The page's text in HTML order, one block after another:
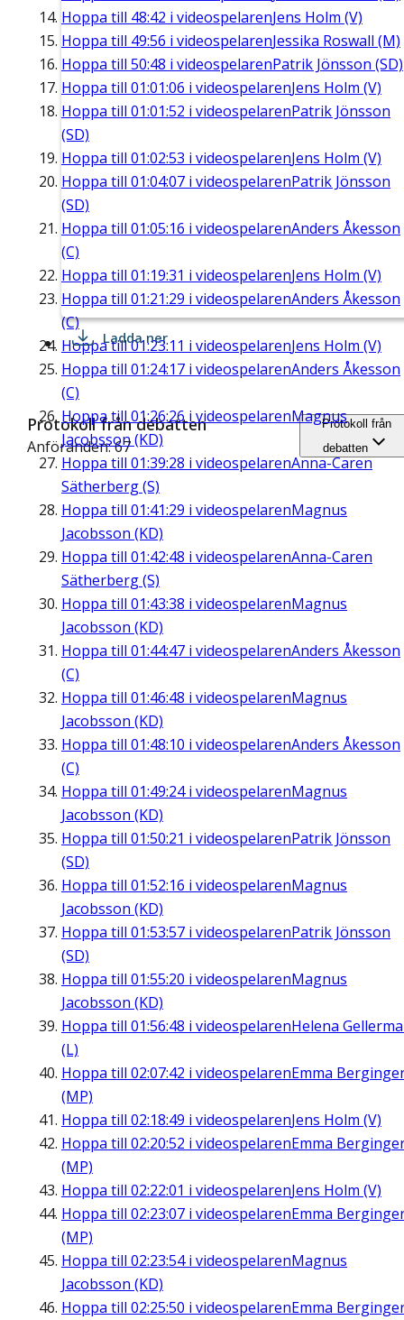
Hoppa till 48:42 i videospelarenJens Holm (V)
Hoppa till 49:56 i videospelarenJessika Roswall (M)
Hoppa till 50:48 i videospelarenPatrik Jönsson (SD)
Hoppa till 01:01:06 i videospelarenJens Holm (V)
Hoppa till 01:01:52 i videospelarenPatrik Jönsson
(SD)
Hoppa till 01:02:53 i videospelarenJens Holm (V)
Hoppa till 01:04:07 i videospelarenPatrik Jönsson
(SD)
Hoppa till 01:05:16 i videospelarenAnders Åkesson
(C)
Hoppa till 01:19:31 i videospelarenJens Holm (V)
Hoppa till 01:21:29 i videospelarenAnders Åkesson
(C)
Hoppa till01:23:11 i videospelarenJens Holm (V)
Hoppa till 01:24:17 i videospelarenAnders Åkesson
(C)
Hoppa till 01:26:26 i videospelarenMagnus
Jacobsson (KD)
Hoppa till 01:39:28 i videospelarenAnna-Caren
Sätherberg (S)
Hoppa till 01:41:29 i videospelarenMagnus
Jacobsson (KD)
Hoppa till 01:42:48 i videospelarenAnna-Caren
Sätherberg (S)
Hoppa till 01:43:38 i videospelarenMagnus
Jacobsson (KD)
Hoppa till 01:44:47 i videospelarenAnders Åkesson
(C)
Hoppa till 01:46:48 i videospelarenMagnus
Jacobsson (KD)
Hoppa till 01:48:10 i videospelarenAnders Åkesson
(C)
Hoppa till 01:49:24i videospelarenMagnus
Jacobsson (KD)
Hoppa till 01:50:21 i videospelarenPatrik Jönsson
(SD)
Hoppa till 01:52:16 i videospelarenMagnus
Jacobsson (KD)
Hoppa till 01:53:57 i videospelarenPatrik Jönsson
(SD)
Hoppa till 01:55:20 i videospelarenMagnus
Jacobsson (KD)
Hoppa till 01:56:48 i videospelarenHelena
(L)
Hoppa till 02:07:42 i videospelarenEmma
(MP)
Hoppa till 02:18:49 i videospelarenJens Holm (V)
Hoppa till 02:20:52 i videospelarenEmma
(MP)
Hoppa till 02:22:01 i videospelarenJens Holm (V)
Hoppa till 02:23:07 i videospelarenEmma
(MP)
Hoppa till 02:23:54i videospelarenMagnus
Jacobsson (KD)
Hoppa till 02:25:50 i videospelarenEmma
Ladda ner
Protokoll från debatten
Anföranden: 67
Protokoll från
debatten